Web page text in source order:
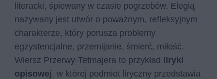
literacki, śpiewany w czasie pogrzebów. Elegią
nazywany jest utwór o poważnym, refleksyjnym
charakterze, który porusza problemy
egzystencjalne, przemijanie, śmierć, miłość.
Wiersz Przerwy-Tetmajera to przykład liryki
opisowej, w której podmiot liryczny przedstawia